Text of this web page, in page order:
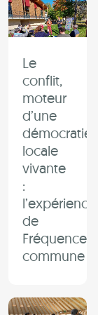
Le
conflit,
moteur
d’une
démocratie
locale
vivante
:
l’expérience
de
Fréquence
commune